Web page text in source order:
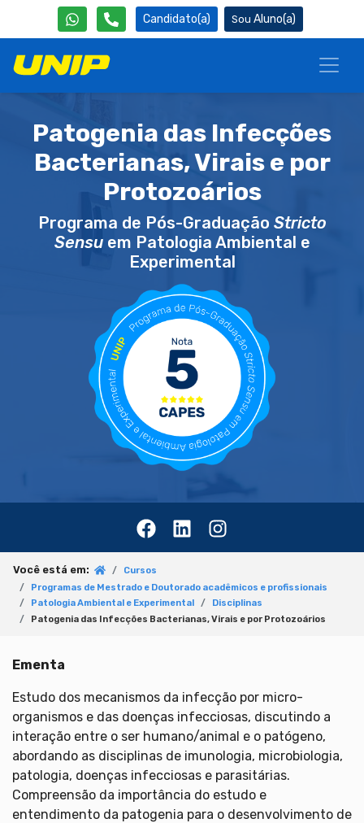
Candidato(a) Aluno(a)
Patogenia das Infecções
Bacterianas, Virais e por
Protozoários
Programa de Pós-Graduação Stricto
Sensuem Patologia Ambiental e
Experimental
Você está em:
Cursos
Programas de Mestrado e Doutorado acadêmicos e profissionais
Patologia Ambiental e Experimental
Disciplinas
Patogenia das Infecções Bacterianas, Virais e por Protozoários
Ementa
Estudo dos mecanismos da infecção por micro-
organismos e das doenças infecciosas, discutindo a
interação entre o ser humano/animal e o patógeno,
abordando as disciplinas de imunologia, microbiologia,
patologia, doenças infecciosas e parasitárias.
Compreensão da importância do estudo e
entendimento da patogenia para o desenvolvimento de